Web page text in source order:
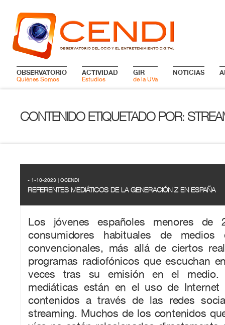
OBSERVATORIO
Quiénes Somos
ACTIVIDAD
Estudios
GIR
de la UVa
NOTICIAS
CONTENIDO ETIQUETADO POR:
- 1-10-2023 | OCENDI
REFERENTES MEDIÁTICOS DE LA GENERACIÓN Z EN ESPAÑA
Los jóvenes españoles menores
consumidores habituales de medios
convencionales, más allá de ciertos
programas radiofónicos que escuchan
veces tras su emisión en el medio.
mediáticas están en el uso de
contenidos a través de las redes
streaming. Muchos de los contenidos